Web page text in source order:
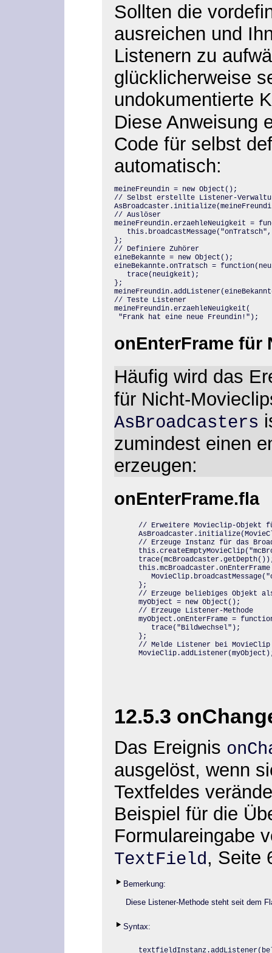
Sollten die
ausreichen und
Listenern zu
glücklicherweise
undokumentierte
Diese Anweisung
Code für selbst
automatisch:
meineFreundin = new Object();
// Selbst erstellte Listener-
// Auslöser
meineFreundin.erzaehleNeuigkeit =
};
// Definiere Zuhörer
eineBekannte = new Object();
eineBekannte.onTratsch =
   trace(neuigkeit);
};
// Teste Listener
meineFreundin.erzaehleNeuigkeit(
"Frank hat eine neue Freundin!");
onEnterFrame für
Häufig wird das
für Nicht-
AsBroadcasters
zumindest einen
erzeugen:
onEnterFrame.fla
// Erweitere Movieclip-Objekt
// Erzeuge Instanz für das
};
// Erzeuge beliebiges Objekt
myObject = new Object();
// Erzeuge Listener-Methode
myObject.onEnterFrame =
   trace("Bildwechsel");
};
// Melde Listener bei MovieClip
12.5.3
Das Ereignis
ausgelöst, wenn
Textfeldes
Beispiel für die
Formulareingabe
TextField, Seite
Bemerkung:
Diese Listener-Methode steht seit dem
Syntax:
textfieldInstanz.addListener